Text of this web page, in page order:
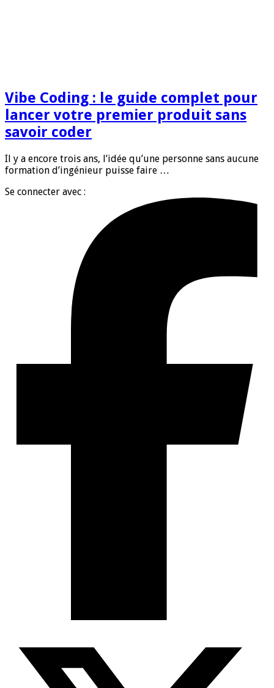
Vibe Coding : le guide complet pour
lancer votre premier produit sans
savoir coder
Il y a encore trois ans, l’idée qu’une personne sans aucune
formation d’ingénieur puisse faire …
Se connecter avec :